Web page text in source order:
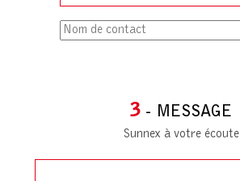
3 - MESSAGE
Sunnex à votre écoute